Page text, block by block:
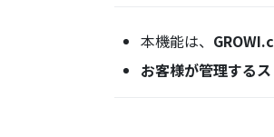
本機能は、
お客様が管理する